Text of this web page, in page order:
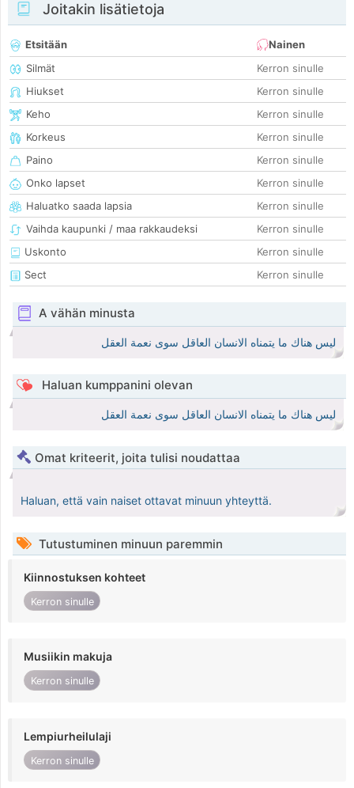
Joitakin lisätietoja
Etsitään
Nainen
Silmät
Kerron sinulle
Hiukset
Kerron sinulle
Keho
Kerron sinulle
Korkeus
Kerron sinulle
Paino
Kerron sinulle
Onko lapset
Kerron sinulle
Haluatko saada lapsia
Kerron sinulle
Vaihda kaupunki / maa rakkaudeksi
Kerron sinulle
Uskonto
Kerron sinulle
Sect
Kerron sinulle
A vähän minusta
ليس هناك ما يتمناه الانسان العاقل سوى نعمة العقل
Haluan kumppanini olevan
ليس هناك ما يتمناه الانسان العاقل سوى نعمة العقل
Omat kriteerit, joita tulisi noudattaa
Haluan, että vain naiset ottavat minuun yhteyttä.
Tutustuminen minuun paremmin
Kiinnostuksen kohteet
Kerron sinulle
Musiikin makuja
Kerron sinulle
Lempiurheilulaji
Kerron sinulle